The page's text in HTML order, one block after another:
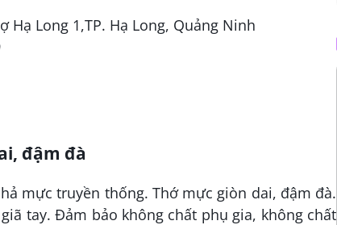
Long 1,TP. Hạ Long, Quảng Ninh
đậm đà
mực truyền thống. Thớ mực giòn dai, đậm đà.
tay. Đảm bảo không chất phụ gia, không chất